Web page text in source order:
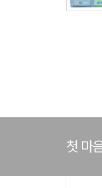
첫 마